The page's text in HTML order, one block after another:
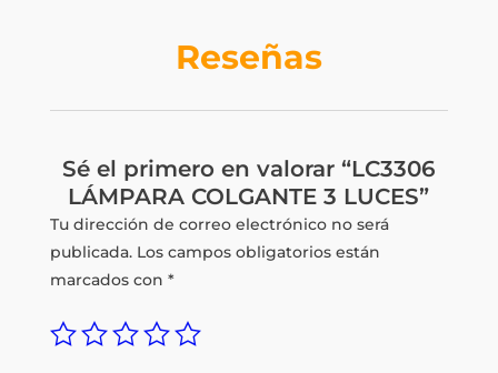
Reseñas
Sé el primero en valorar “LC3306
LÁMPARA COLGANTE 3 LUCES”
Tu dirección de correo electrónico no será
publicada. Los campos obligatorios están
marcados con *